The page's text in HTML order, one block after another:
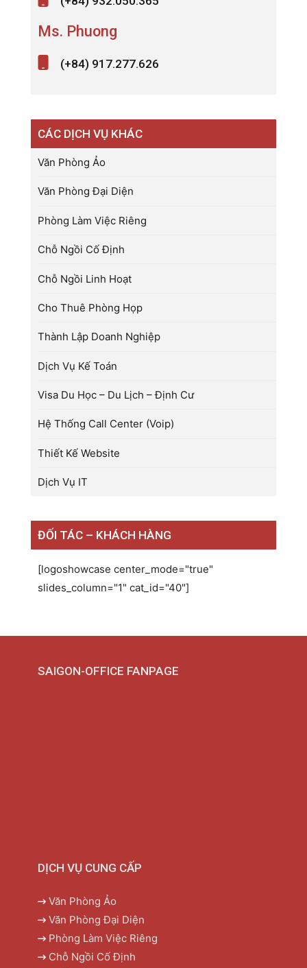
Ms. Phuong
(+84) 917.277.626
CÁC DỊCH VỤ KHÁC
Văn Phòng Ảo
Văn Phòng Đại Diện
Phòng Làm Việc Riêng
Chỗ Ngồi Cố Định
Chỗ Ngồi Linh Hoạt
Cho Thuê Phòng Họp
Thành Lập Doanh Nghiệp
Dịch Vụ Kế Toán
Visa Du Học – Du Lịch – Định Cư
Hệ Thống Call Center (Voip)
Thiết Kế Website
Dịch Vụ IT
ĐỐI TÁC – KHÁCH HÀNG
[logoshowcase center_mode="true"
slides_column="1" cat_id="40"]
SAIGON-OFFICE FANPAGE
DỊCH VỤ CUNG CẤP
Văn Phòng Ảo
Văn Phòng Đại Diện
Phòng Làm Việc Riêng
Chỗ Ngồi Cố Định